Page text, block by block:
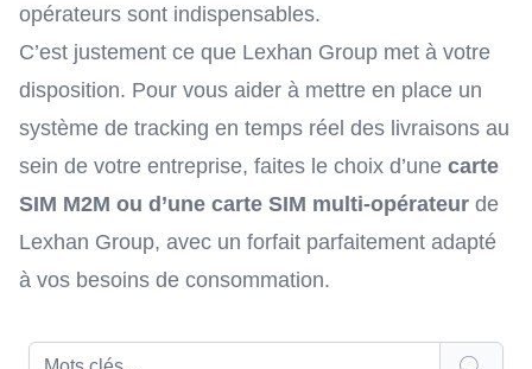
opérateurs sont indispensables.
C’est justement ce que Lexhan Group met à votre
disposition. Pour vous aider à mettre en place un
système de tracking en temps réel des livraisons au
sein de votre entreprise, faites le choix d’une carte
SIM M2M ou d’une carte SIM multi-opérateur de
Lexhan Group, avec un forfait parfaitement adapté
à vos besoins de consommation.